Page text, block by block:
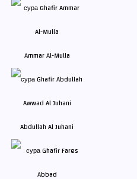
Ammar Al-Mulla
Abdullah Al Juhani